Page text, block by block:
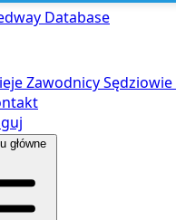
way Database
ZawodnicySędziowie
główne